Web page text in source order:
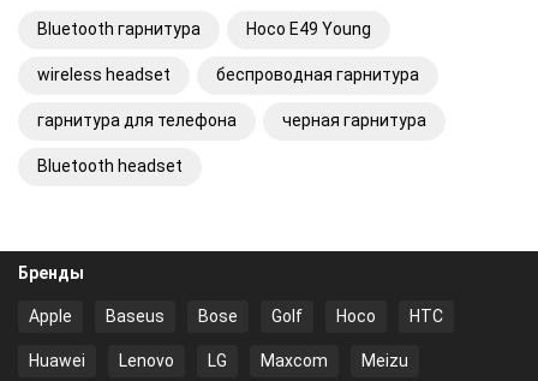
Bluetooth гарнитура Hoco E49 Young
wireless headset беспроводная гарнитура
гарнитура для телефона черная гарнитура
Bluetooth headset
Бренды
Apple Baseus Bose Golf Hoco HTC
Huawei Lenovo LG Maxcom Meizu